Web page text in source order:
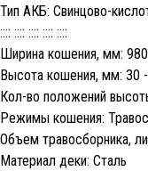
Тип АКБ: Свинцово-
:::: :::: :::: :::: ::::
Ширина кошения, мм: 980
Высота кошения, мм: 30
Кол-во положений
Режимы кошения:
Объем травосборника,
Материал деки: Сталь